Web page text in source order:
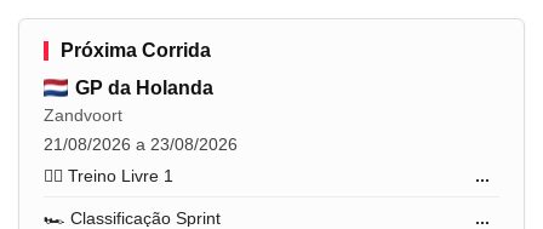
Próxima Corrida
GP da Holanda
Zandvoort
21/08/2026 a 23/08/2026
🏋️‍♂️ Treino Livre 1
...
🏎️ Classificação Sprint ...